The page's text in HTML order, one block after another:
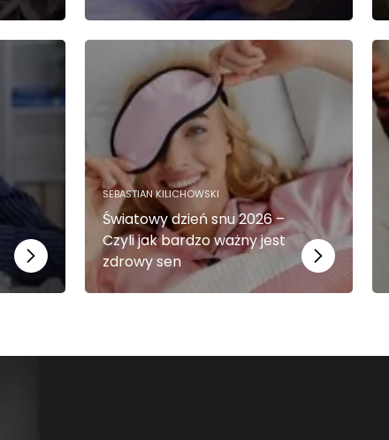
SEBASTIAN KILICHOWSKI
Światowy dzień snu 2026 –
Czyli jak bardzo ważny jest
zdrowy sen